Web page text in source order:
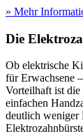
» Mehr
Die
Ob elektrische
für Erwachsene
Vorteilhaft ist die
einfachen
deutlich weniger